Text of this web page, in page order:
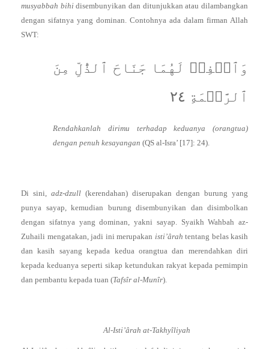
musyabbah bihi disembunyikan dan ditunjukkan atau dilambangkan
dengan sifatnya yang dominan. Contohnya ada dalam firman Allah
SWT:
وَٱخۡفِضۡ لَهُمَا جَنَاحَ ٱلذُّلِّ مِنَ
ٱلرَّحۡمَةِ ٢٤
Rendahkanlah dirimu terhadap keduanya (orangtua)
dengan penuh kesayangan(QS al-Isra’ [17]: 24).
Di sini, adz-dzull (kerendahan) diserupakan dengan burung yang
punya sayap, kemudian burung disembunyikan dan disimbolkan
dengan sifatnya yang dominan, yakni sayap. Syaikh Wahbah az-
Zuhaili mengatakan, jadi ini merupakan isti’ârah tentang belas kasih
dan kasih sayang kepada kedua orangtua dan merendahkan diri
kepada keduanya seperti sikap ketundukan rakyat kepada pemimpin
dan pembantu kepada tuan (Tafsîr al-Munîr).
Al-Isti’ârah at-Takhyîliyah